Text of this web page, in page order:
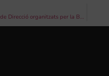
Inscripció oberta per a les III Trobades de Direcció Orquestral i el Concurs de Direcció organitzats per la Banda Municipal de Bilbao